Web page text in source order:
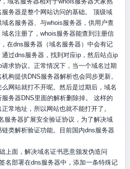
务器是整个网站访问的基础。 顶级域
名服务器、与whois服务器，供用户查
名注册了，whois服务器能查到注册信
在dns服务器（域名服务器）中会有记
过dns服务器，找到对应ip，然后站点ip
求协议。正常情况下，当一个域名过期
构提供DNS服务器解析也会同步更新。
网站就打不开呢。然后是过期后，域名
务器DNS里面的解析删除掉。 这样的
常地址，所以网站也就不能打开了。
服务器扩展安全验证协议，为了解决域
类解析验证功能。目前国内dns服务器
上面，解决域名证书恶意颁发伪造问
名部署在dns服务器中，添加一条特殊记